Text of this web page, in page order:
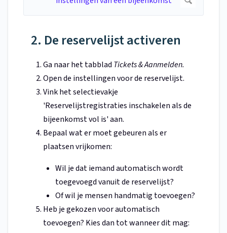
2. De reservelijst activeren
Ga naar het tabblad Tickets & Aanmelden.
Open de instellingen voor de reservelijst.
Vink het selectievakje
'Reservelijstregistraties inschakelen als de
bijeenkomst vol is' aan.
Bepaal wat er moet gebeuren als er
plaatsen vrijkomen:
Wil je dat iemand automatisch wordt
toegevoegd vanuit de reservelijst?
Of wil je mensen handmatig toevoegen?
Heb je gekozen voor automatisch
toevoegen? Kies dan tot wanneer dit mag: